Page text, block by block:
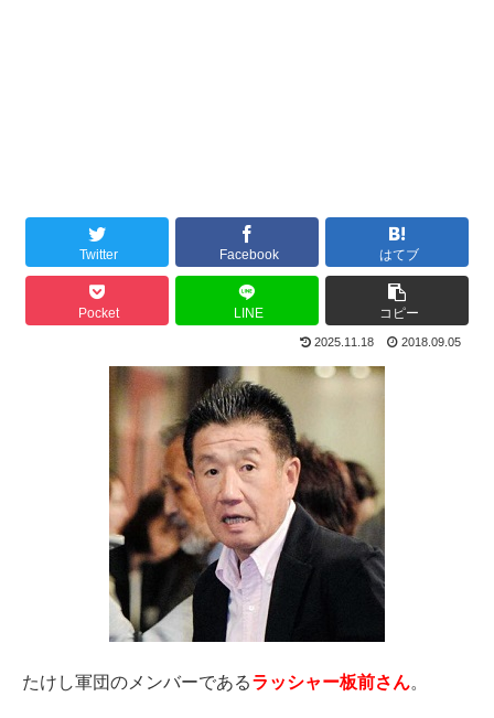
Twitter Facebook はてブ
Pocket LINE コピー
2025.11.18 2018.09.05
たけし軍団のメンバーであるラッシャー板前さん。